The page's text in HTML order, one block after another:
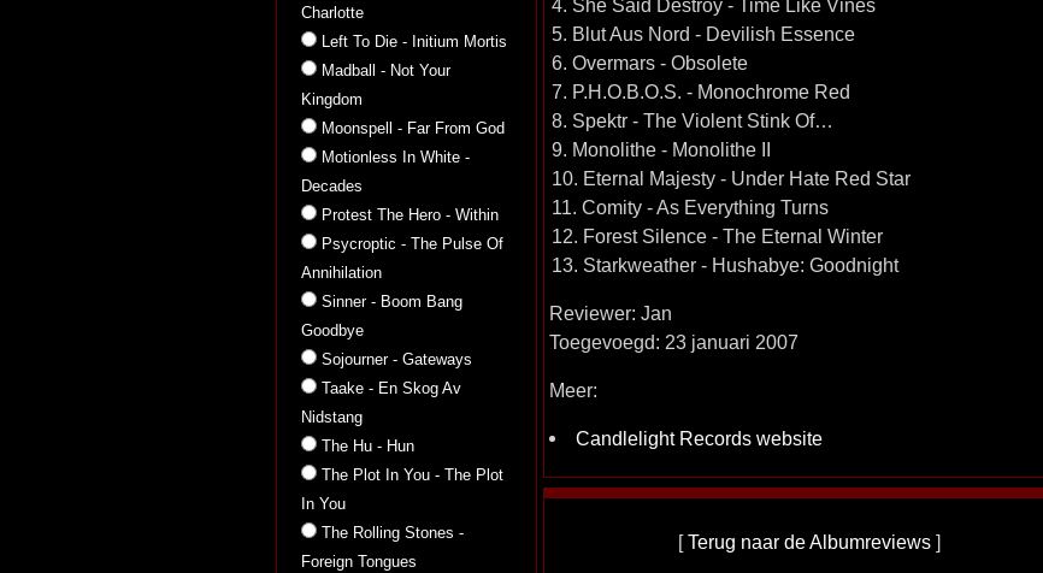
Charlotte
Left To Die - Initium Mortis
Madball - Not Your
Kingdom
Moonspell - Far From God
Motionless In White -
Decades
Protest The Hero - Within
Psycroptic - The Pulse Of
Annihilation
Sinner - Boom Bang
Goodbye
Sojourner - Gateways
Taake - En Skog Av
Nidstang
The Hu - Hun
The Plot In You - The Plot
In You
The Rolling Stones -
Foreign Tongues
4. She Said Destroy - Time Like Vines
5. Blut Aus Nord - Devilish Essence
6. Overmars - Obsolete
7. P.H.O.B.O.S. - Monochrome Red
8. Spektr - The Violent Stink Of…
9. Monolithe - Monolithe II
10. Eternal Majesty - Under Hate Red Star
11. Comity - As Everything Turns
12. Forest Silence - The Eternal Winter
13. Starkweather - Hushabye: Goodnight
Reviewer: Jan
Toegevoegd: 23 januari 2007
Meer:
Candlelight Records website
[Terug naar de Albumreviews ]